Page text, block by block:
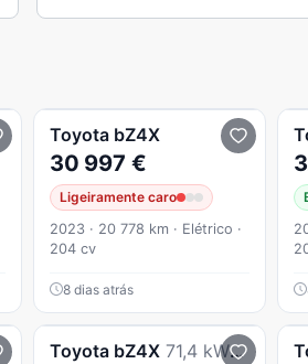
Toyota bZ4X
30 997 €
Ligeiramente caro
2023 · 20 778 km · Elétrico ·
204 cv
8 dias atrás
Toyota bZ4X 71,4 kWh Premium